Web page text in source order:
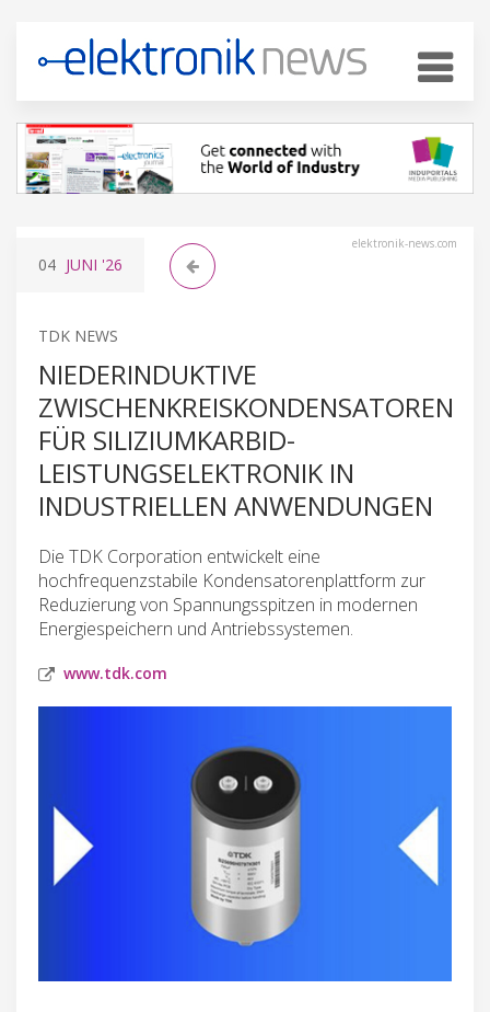
elektronik-news.com
04 JUNI '26
TDK NEWS
NIEDERINDUKTIVE
ZWISCHENKREISKONDENSATOREN
FÜR SILIZIUMKARBID-
LEISTUNGSELEKTRONIK IN
INDUSTRIELLEN ANWENDUNGEN
Die TDK Corporation entwickelt eine
hochfrequenzstabile Kondensatorenplattform zur
Reduzierung von Spannungsspitzen in modernen
Energiespeichern und Antriebssystemen.
www.tdk.com